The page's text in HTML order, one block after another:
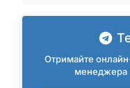
Отримайте
менеджера